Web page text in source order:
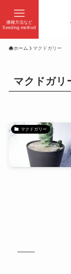
播種方法など
Seeding method
ホーム マクドガリー
マクドガリ
マクドガリー